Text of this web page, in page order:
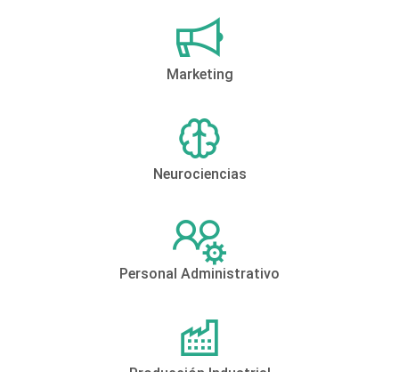
Marketing
Neurociencias
Personal Administrativo